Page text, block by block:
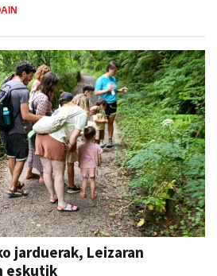
jarduerak, Leizaran
eskutik